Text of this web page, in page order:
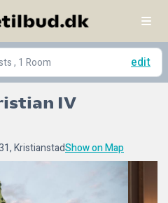
, 1 Room edit
IV
KristianstadShow on Map